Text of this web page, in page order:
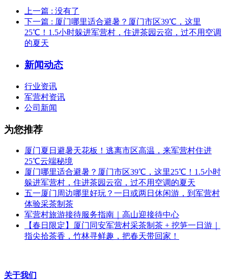
上一篇 : 没有了
下一篇 : 厦门哪里适合避暑？厦门市区39℃，这里
25℃！1.5小时躲进军营村，住进茶园云宿，过不用空调
的夏天
新闻动态
行业资讯
军营村资讯
公司新闻
为您推荐
厦门夏日避暑天花板！逃离市区高温，来军营村住进
25℃云端秘境
厦门哪里适合避暑？厦门市区39℃，这里25℃！1.5小时
躲进军营村，住进茶园云宿，过不用空调的夏天
五一厦门周边哪里好玩？一日或两日休闲游，到军营村
体验采茶制茶
军营村旅游接待服务指南｜高山迎接待中心
【春日限定】厦门同安军营村采茶制茶 + 挖笋一日游｜
指尖拾茶香，竹林寻鲜趣，把春天带回家！
关于我们